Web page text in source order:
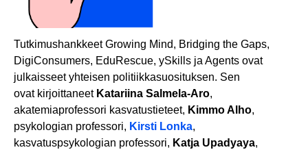
Tutkimushankkeet Growing Mind, Bridging the Gaps,
DigiConsumers, EduRescue, ySkills ja Agents ovat
julkaisseet yhteisen politiikkasuosituksen. Sen
ovat kirjoittaneet Katariina Salmela-Aro,
akatemiaprofessori kasvatustieteet, Kimmo Alho,
psykologian professori, Kirsti Lonka,
kasvatuspsykologian professori, Katja Upadyaya,